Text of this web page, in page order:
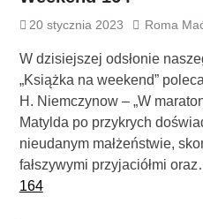
20 stycznia 2023 Roma
W dzisiejszej odsłonie
„Książka na weekend”
H. Niemczynow – „W
Matylda po przykrych
nieudanym małżeństwie,
fałszywymi przyjaciółmi
164